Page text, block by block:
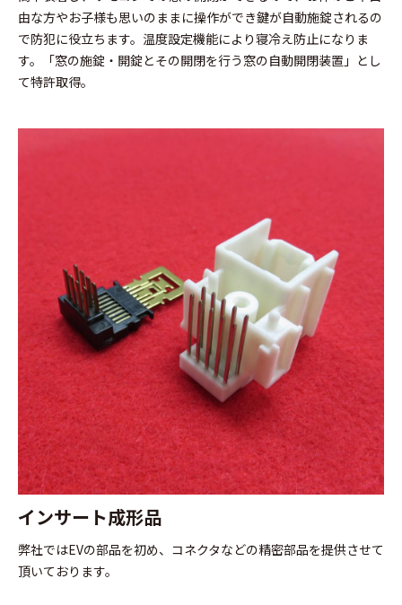
由な方やお子様も思いのままに操作ができ鍵が自動施錠されるの
で防犯に役立ちます。温度設定機能により寝冷え防止になりま
す。「窓の施錠・開錠とその開閉を行う窓の自動開閉装置」とし
て特許取得。
インサート成形品
弊社ではEVの部品を初め、コネクタなどの精密部品を提供させて
頂いております。